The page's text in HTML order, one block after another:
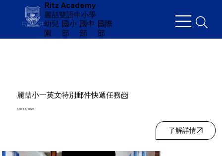
Ritz Academy
麗喆雙語中小學
幼兒
園
​國小
部
國中
部
國際
部
麗喆小一英文特別郵件快遞任務📨
April 18, 2025
了解詳情